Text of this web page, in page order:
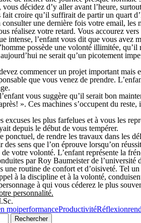
décidez d’y aller avant l’heure,
croire qu’il suffirait de partir un quart
une dernière fois votre email, les
réalisez votre retard. Vous accourez
intense, l’enfant vous dit que vous avez
possède une volonté illimitée,
ne serait qu’un picotement
commencer un projet important mais
que vous venez de prendre.
vous suggère qu’il serait bon
». Ces machines s’occupent du
excuses les plus farfelues et à vous les
depuis le début de vous tempérer.
ponctuel, de rendre les travaux dans les
sens que l’on éprouve lorsqu’on
votre volonté. L’enfant représente la
par Roy Baumeister de
une routine de confort et d’oisiveté. Tel
à la discipline et à la volonté,
à qui vous céderez le plus
personnalité.
moiperformanceProductivitéRéflexion